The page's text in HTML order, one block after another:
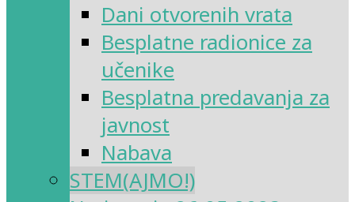
Dani otvorenih vrata
Besplatne radionice za
učenike
Besplatna predavanja za
javnost
Nabava
STEM(AJMO!)